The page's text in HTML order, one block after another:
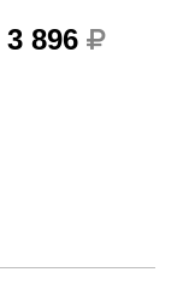
3 896